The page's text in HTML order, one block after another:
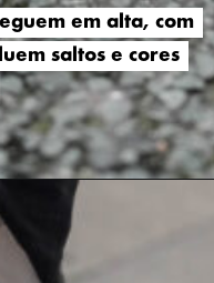
em alta, com
saltos e cores
em alta, com
saltos e cores